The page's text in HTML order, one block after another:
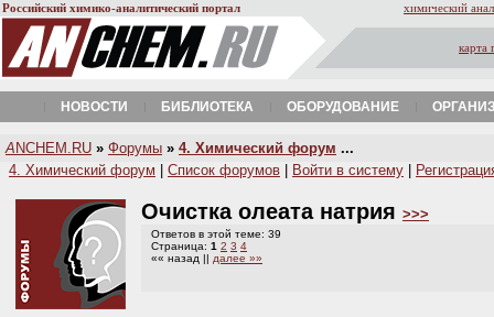
Российский химико-аналитический портал химический
карта
НОВОСТИ БИБЛИОТЕКА ОБОРУДОВАНИЕ
A NCHEM.RU » Форумы » 4. Химический форум ...
4. Химический форум
Список форумов Войти в систему
Очистка олеата натрия >>>
Ответов в этой теме: 39
Страница: 1 2 3 4
«« назад || далее »»